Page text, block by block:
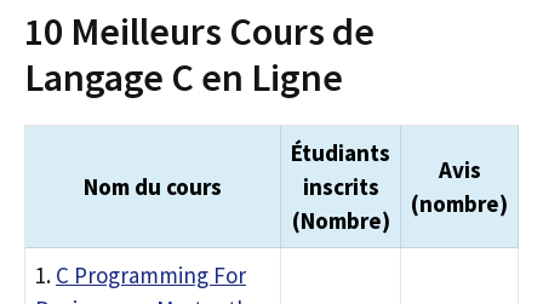
10 Meilleurs Cours de
Langage C en Ligne
Nom du cours
Étudiants
inscrits
(Nombre)
Avis
(nombre)
1. C Programming For